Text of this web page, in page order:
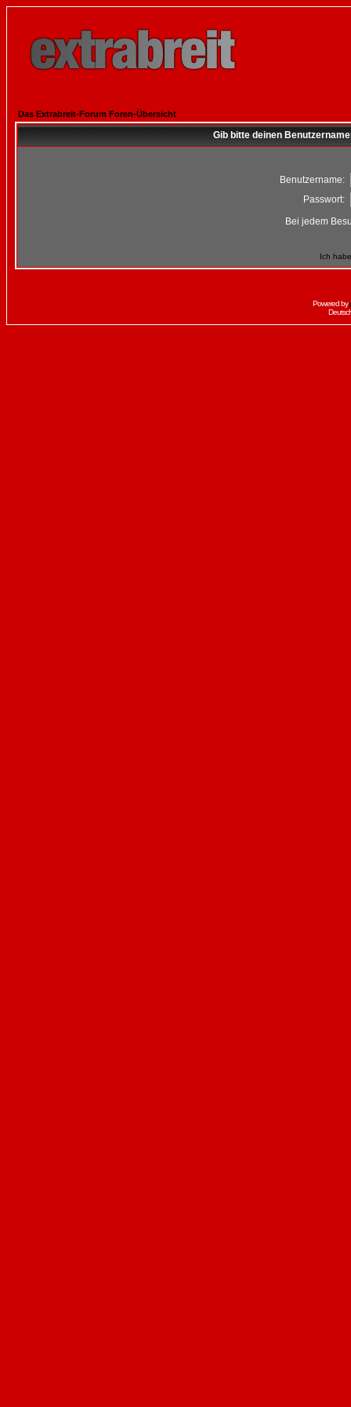
Das Extrabreit-Forum Foren-Übersicht
Gib bitte deinen
Benutzername:
Passwort:
Bei jedem
Ich
Powered by